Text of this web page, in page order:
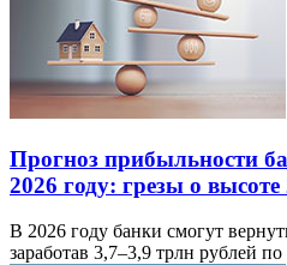
Прогноз прибыльности
2026 году: грезы о высоте
В 2026 году банки смогут
заработав 3,7–3,9 трлн рублей